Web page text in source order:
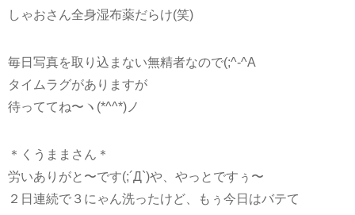
しゃおさん全身湿布薬だらけ(笑)
毎日写真を取り込まない無精者なので(;^-^A
タイムラグがありますが
待っててね〜ヽ(*^^*)ノ
＊くうままさん＊
労いありがと〜です(;´Д`)や、やっとですぅ〜
２日連続で３にゃん洗ったけど、もぅ今日はバテて